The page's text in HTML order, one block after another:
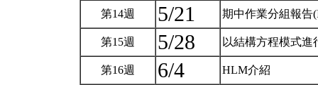
第14週 5/21 期中作業分組報告
第15週 5/28 以結構方程模式
第16週 6/4 HLM介紹